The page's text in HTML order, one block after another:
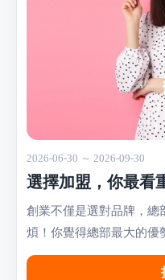
2026-06-30 ～ 2026-09-30
選擇加盟，你最看
創業不僅是選對品牌，總
煩！你覺得總部最大的優